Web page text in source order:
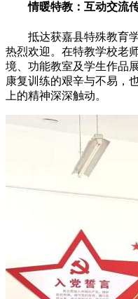
情暖特教：互动交流
抵达获嘉县特殊教育
热烈欢迎。在特教学校老
境、功能教室及学生作品
康复训练的艰辛与不易，
上的精神深深触动。